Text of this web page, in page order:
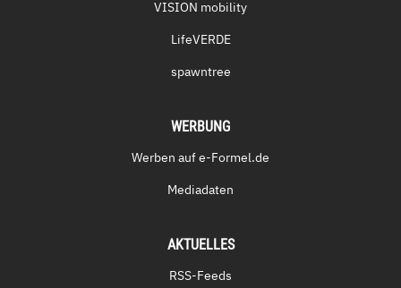
VISION mobility
LifeVERDE
spawntree
WERBUNG
Werben auf e-Formel.de
Mediadaten
AKTUELLES
RSS-Feeds